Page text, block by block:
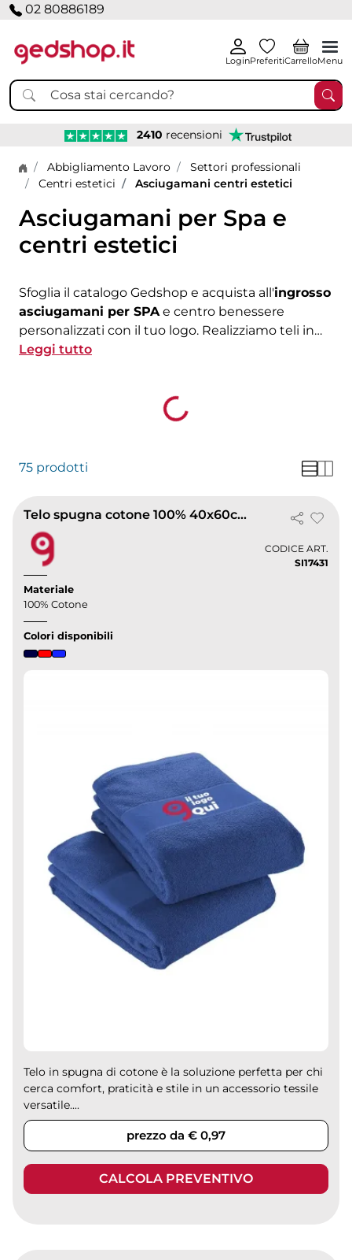
02 80886189
LoginPreferitiCarrelloMenu
2410 recensioni
Home page
Abbigliamento Lavoro
Settori professionali
Centri estetici
Asciugamani centri estetici
Asciugamani per Spa e
centri estetici
Sfoglia il catalogo Gedshop e acquista all'ingrosso
asciugamani per SPAe centro benessere
personalizzati con il tuo logo. Realizziamo teli in
spugna di alta qualità, personalizzabili sia con la
nostre consegne express in tutta Italia.
Leggi tutto
Loading...
75 prodotti
Telo spugna cotone 100% 40x60cm banda opaca stampabile -
CODICE ART.
SI17431
Materiale
100% Cotone
Colori disponibili
Telo in spugna di cotone è la soluzione perfetta per chi
cerca comfort, praticità e stile in un accessorio tessile
versatile....
prezzo da € 0,97
CALCOLA PREVENTIVO